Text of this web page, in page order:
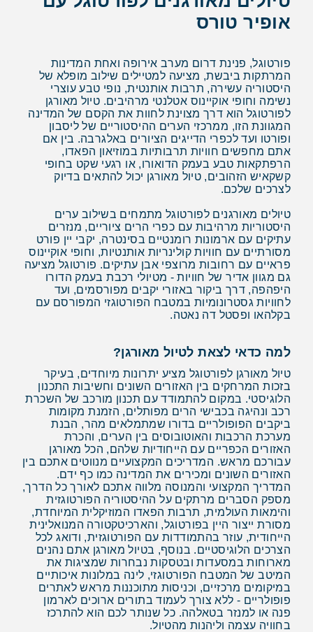
אופיר טורס
פורטוגל, פנינת דרום מערב אירופה ואחת המדינות
המרתקות ביבשת, מציעה למטיילים שילוב מופלא של
היסטוריה עשירה, תרבות אותנטית, נופי טבע עוצרי
נשימה וחופי אוקיינוס אטלנטי מרהיבים. טיול מאורגן
לפורטוגל הוא דרך מצוינת לחוות את הקסם של המדינה
המגוונת הזו, ממרכזי הערים ההיסטוריים של ליסבון
ופורטו ועד לכפרי הדייגים הציורים באלגרבה. בין אם
אתם מחפשים חוויות תרבותיות במוזיאון הפאדו,
הרפתקאות טבע בעמק הדואורו, או רגעי שקט בחופי
קשקאיש הזהובים, טיול מאורגן יכול להתאים בדיוק
לצרכים שלכם.
טיולים מאורגנים לפורטוגל מתמחים בשילוב ערים
היסטוריות מרהיבות עם כפרי הרים ציוריים, מנזרים
עתיקים עם ארמונות רומנטיים בסינטרה, יקבי יין פורט
מסורתיים עם חוויות קולינריות אותנטיות, וחופי אוקיינוס
פראיים עם רחובות מרוצפי אבן עתיקים. פורטוגל מציעה
גם מגוון אדיר של חוויות - מטיולי רכבת בעמק הדורו
היפהפה, דרך ביקור באזורי יקבים מפורסמים, ועד
לחוויות גסטרונומיות במטבח הפורטוגזי המפורסם עם
בקלהאו ופסטל דה נאטה.
למה כדאי לצאת לטיול מאורגן?
טיול מאורגן לפורטוגל מציע יתרונות מיוחדים, בעיקר
בזכות המרחקים בין האזורים השונים וחשיבות התכנון
הלוגיסטי. במקום להתמודד עם תכנון מורכב של השכרת
רכב ונהיגה בכבישי הרים מפותלים, הזמנת מקומות
ביקבים הפופולריים בדורו שמתמלאים מהר, הבנת
מערכת הרכבות והאוטובוסים בין הערים, והכרת
האזורים הכפריים עם הייחודיות שלהם, הכל מאורגן
עבורכם מראש. המדריכים המקצועיים מנווטים אתכם בין
האזורים השונים ומכירים את המדינה כמו כף ידם.
המדריך המקצועי והמנוסה מלווה אתכם לאורך כל הדרך,
מספק הסברים מרתקים על ההיסטוריה הפורטוגזית
והימאות העולמית, תרבות הפאדו המוזיקלית המיוחדת,
מסורת ייצור היין בפורטוגל, והארכיטקטורה המנואלינית
הייחודית, עוזר בהתמודדות עם הפורטוגזית, ודואג לכל
הצרכים הלוגיסטיים. בנוסף, בטיול מאורגן אתם נהנים
מארוחות במסעדות ובטסקות נבחרות שמציגות את
המיטב של המטבח הפורטוגזי, לינה במלונות איכותיים
במיקומים מרכזיים, וכניסות מתוכננות מראש לאתרים
פופולריים - ללא צורך לעמוד בתורים ארוכים לארמון
פנה או למנזר בטאלהה. כל שנותר לכם הוא להתרכז
בחוויה עצמה וליהנות מהטיול.